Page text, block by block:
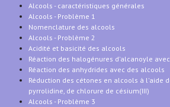
Alcools - caractéristiques générales
Alcools - Problème 1
Nomenclature des alcools
Alcools - Problème 2
Acidité et basicité des alcools
Réaction des halogénures d'alcanoyle
Réaction des anhydrides avec des alcools
Réduction des cétones en alcools à l'aide
pyrrolidine, de chlorure de césium(III)
Alcools - Problème 3